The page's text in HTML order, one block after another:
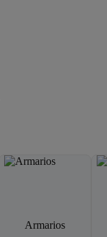
Armarios